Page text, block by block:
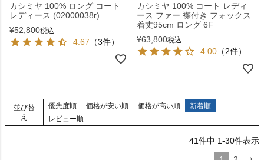
カシミヤ 100% ロング コート
レディース (02000038r)
¥52,800税込
4.67 （3件）
カシミヤ 100% コート レディ
ース ファー 襟付き フォックス
着丈95cm ロング 6F
¥63,800税込
4.00 （2件）
並び替
え
優先度順 価格が安い順 価格が高い順
新着順
レビュー順
41件中 1-30件表示